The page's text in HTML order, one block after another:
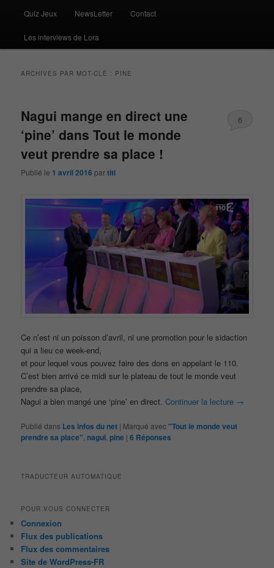
Quiz Jeux NewsLetter Contact
Les interviews de Lora
ARCHIVES PAR MOT-CLÉ : PINE
Nagui mange en direct une
‘pine’ dans Tout le monde
veut prendre sa place !
Publié le 1 avril 2016 partiti
6
Ce n’est ni un poisson d’avril, ni une promotion pour le sidaction
qui a lieu ce week-end,
et pour lequel vous pouvez faire des dons en appelant le 110.
C’est bien arrivé ce midi sur le plateau de tout le monde veut
prendre sa place,
Nagui a bien mangé une ‘pine’ en direct.Continuer la lecture →
Publié dans Les infos du net | Marqué avec"Tout le monde veut
prendre sa place" nagui ,pine |6 Réponses
TRADUCTEUR AUTOMATIQUE
POUR VOUS CONNECTER
Connexion
Flux des publications
Flux des commentaires
Site de WordPress-FR